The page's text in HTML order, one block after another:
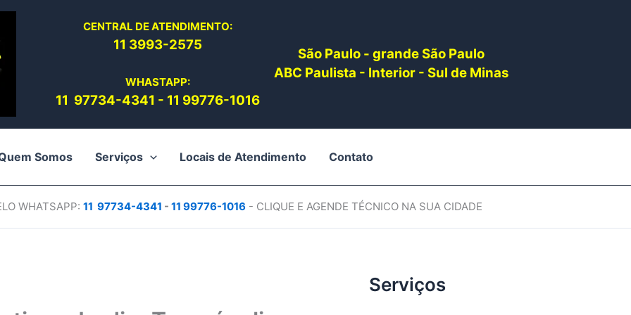
CENTRAL DE ATENDIMENTO:
11 3993-2575
WHASTAPP:
11 97734-4341 - 11 99776-1016
São Paulo - grande São Paulo
ABC Paulista - Interior - Sul de Minas
Somos Serviços Locais de Atendimento Contato
WHATSAPP: 11 97734-4341 - 11 99776-1016 - CLIQUE E AGENDE TÉCNICO NA SUA CIDADE
Serviços